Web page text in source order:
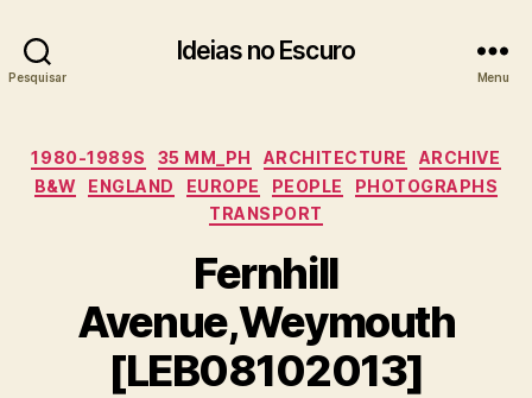
Pesquisar
Ideias no Escuro
Menu
Categorias
1980-1989S 35 MM_PH ARCHITECTURE
ARCHIVE
B&W
ENGLAND EUROPE PEOPLE
PHOTOGRAPHS
TRANSPORT
Fernhill
Avenue,Weymouth
[LEB08102013]